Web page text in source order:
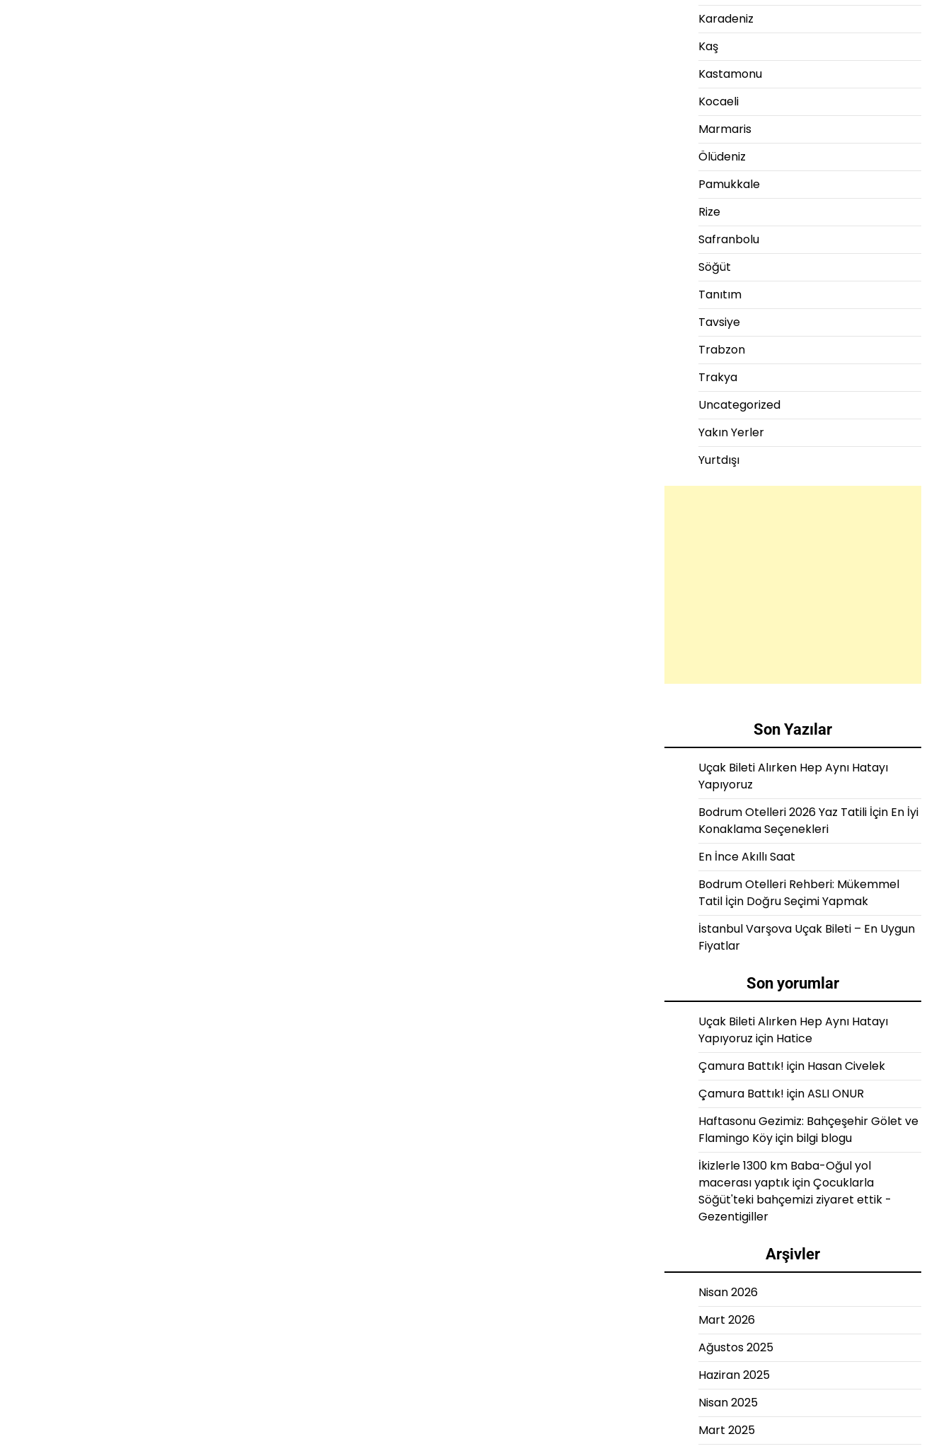
Karadeniz
Kaş
Kastamonu
Kocaeli
Marmaris
Ölüdeniz
Pamukkale
Rize
Safranbolu
Söğüt
Tanıtım
Tavsiye
Trabzon
Trakya
Uncategorized
Yakın Yerler
Yurtdışı
Son Yazılar
Uçak Bileti Alırken Hep Aynı Hatayı
Yapıyoruz
Bodrum Otelleri 2026 Yaz Tatili İçin En İyi
Konaklama Seçenekleri
En İnce Akıllı Saat
Bodrum Otelleri Rehberi: Mükemmel
Tatil İçin Doğru Seçimi Yapmak
İstanbul Varşova Uçak Bileti – En Uygun
Fiyatlar
Son yorumlar
Uçak Bileti Alırken Hep Aynı Hatayı
Yapıyoruz için Hatice
Çamura Battık! için Hasan Civelek
Çamura Battık! içinASLI ONUR
Haftasonu Gezimiz: Bahçeşehir Gölet ve
Flamingo Köyiçin bilgi blogu
İkizlerle 1300 km Baba-Oğul yol
macerası yaptıkiçinÇocuklarla
Söğüt'teki bahçemizi ziyaret ettik -
Gezentigiller
Arşivler
Nisan 2026
Mart 2026
Ağustos 2025
Haziran 2025
Nisan 2025
Mart 2025